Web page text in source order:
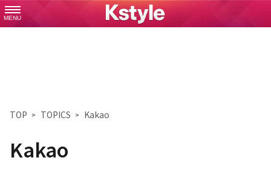
MENU
TOP TOPICS Kakao
Kakao